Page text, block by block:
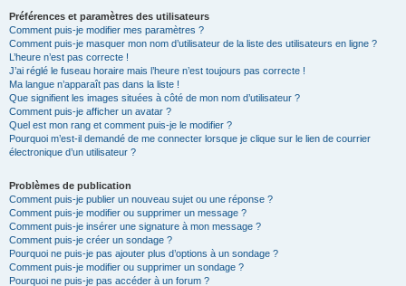
Préférences et paramètres des utilisateurs
Comment puis-je modifier mes paramètres ?
Comment puis-je masquer mon nom d’utilisateur de la liste des utilisateurs en ligne ?
L’heure n’est pas correcte !
J’ai réglé le fuseau horaire mais l’heure n’est toujours pas correcte !
Ma langue n’apparaît pas dans la liste !
Que signifient les images situées à côté de mon nom d’utilisateur ?
Comment puis-je afficher un avatar ?
Quel est mon rang et comment puis-je le modifier ?
Pourquoi m’est-il demandé de me connecter lorsque je clique sur le lien de courrier
électronique d’un utilisateur ?
Problèmes de publication
Comment puis-je publier un nouveau sujet ou une réponse ?
Comment puis-je modifier ou supprimer un message ?
Comment puis-je insérer une signature à mon message ?
Comment puis-je créer un sondage ?
Pourquoi ne puis-je pas ajouter plus d’options à un sondage ?
Comment puis-je modifier ou supprimer un sondage ?
Pourquoi ne puis-je pas accéder à un forum ?